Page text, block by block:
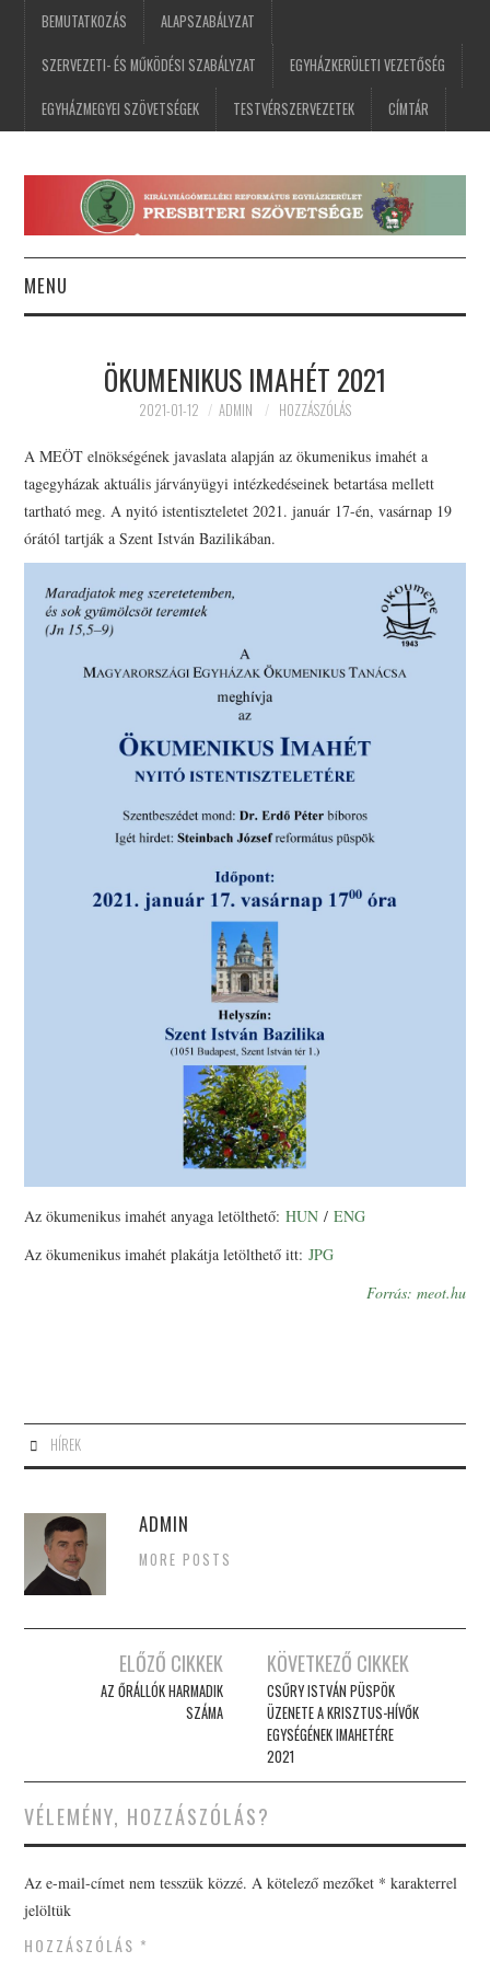
BEMUTATKOZÁS ALAPSZABÁLYZAT
SZERVEZETI- ÉS MŰKÖDÉSI SZABÁLYZAT EGYHÁZKERÜLETI VEZETŐSÉG
EGYHÁZMEGYEI SZÖVETSÉGEK TESTVÉRSZERVEZETEK CÍMTÁR
MENU
ESEMÉNYNAPTÁR
PRESBITERKÉPZÉS
ŐRÁLLÓK
KAPCSOLAT
ÖKUMENIKUS IMAHÉT 2021
2021-01-12 ADMIN HOZZÁSZÓLÁS
A MEÖT elnökségének javaslata alapján az ökumenikus imahét a
tagegyházak aktuális járványügyi intézkedéseinek betartása mellett
tartható meg. A nyitó istentiszteletet 2021. január 17-én, vasárnap 19
órától tartják a Szent István Bazilikában.
Az ökumenikus imahét anyaga letölthető:HUN /ENG
Az ökumenikus imahét plakátja letölthető itt:JPG
Forrás: meot.hu
HÍREK
ADMIN
MORE POSTS
navigation
ELŐZŐ CIKKEK
AZ ŐRÁLLÓK HARMADIK
SZÁMA
KÖVETKEZŐ CIKKEK
CSŰRY ISTVÁN PÜSPÖK
ÜZENETE A KRISZTUS-HÍVŐK
EGYSÉGÉNEK IMAHETÉRE
2021
VÉLEMÉNY, HOZZÁSZÓLÁS?
Az e-mail-címet nem tesszük közzé. A kötelező mezőket * karakterrel
jelöltük
HOZZÁSZÓLÁS *